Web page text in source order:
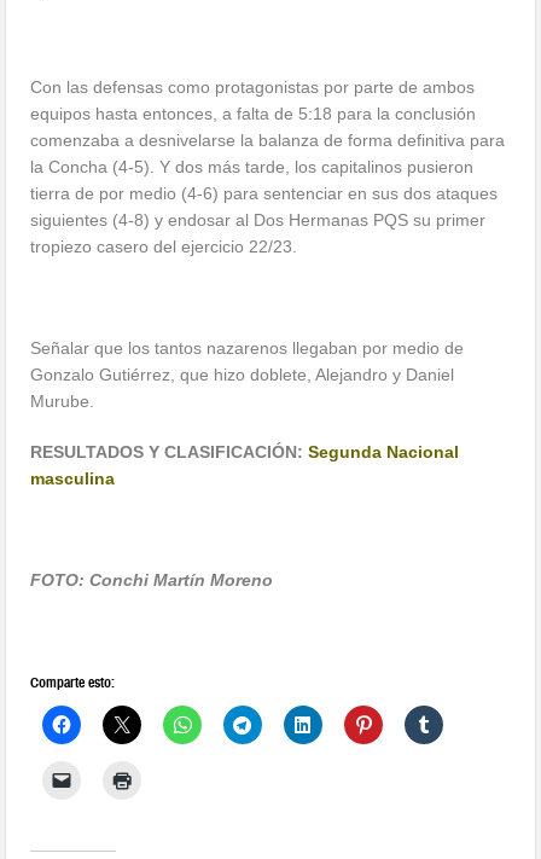
Con las defensas como protagonistas por parte de ambos
equipos hasta entonces, a falta de 5:18 para la conclusión
comenzaba a desnivelarse la balanza de forma definitiva para
la Concha (4-5). Y dos más tarde, los capitalinos pusieron
tierra de por medio (4-6) para sentenciar en sus dos ataques
siguientes (4-8) y endosar al Dos Hermanas PQS su primer
tropiezo casero del ejercicio 22/23.
Señalar que los tantos nazarenos llegaban por medio de
Gonzalo Gutiérrez, que hizo doblete, Alejandro y Daniel
Murube.
RESULTADOS Y CLASIFICACIÓN:Segunda Nacional
masculina
FOTO: Conchi Martín Moreno
Comparte esto: